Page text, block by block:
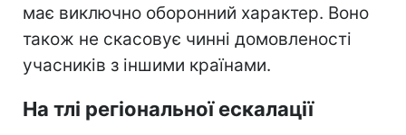
має виключно оборонний характер. Воно
також не скасовує чинні домовленості
учасників з іншими країнами.
На тлі регіональної ескалації